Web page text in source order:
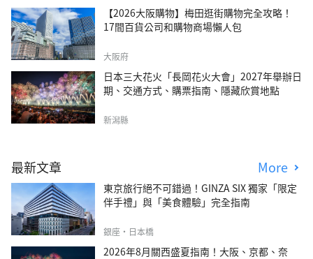
【2026大阪購物】梅田逛街購物完全攻略！
17間百貨公司和購物商場懶人包
大阪府
日本三大花火「長岡花火大會」2027年舉辦日
期、交通方式、購票指南、隱藏欣賞地點
新潟縣
最新文章 More
東京旅行絕不可錯過！GINZA SIX 獨家「限定
伴手禮」與「美食體驗」完全指南
銀座・日本橋
2026年8月關西盛夏指南！大阪、京都、奈